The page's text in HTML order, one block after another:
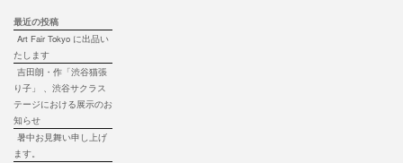
最近の投稿
Art Fair Tokyo に出品い
たします
吉田朗・作「渋谷猫張
り子」 、渋谷サクラス
テージにおける展示のお
知らせ
暑中お見舞い申し上げ
ます。